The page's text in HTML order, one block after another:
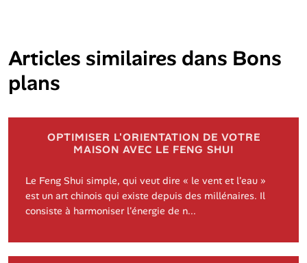
Articles similaires dans Bons
plans
OPTIMISER L'ORIENTATION DE VOTRE
MAISON AVEC LE FENG SHUI
Le Feng Shui simple, qui veut dire « le vent et l'eau »
est un art chinois qui existe depuis des millénaires. Il
consiste à harmoniser l'énergie de n...